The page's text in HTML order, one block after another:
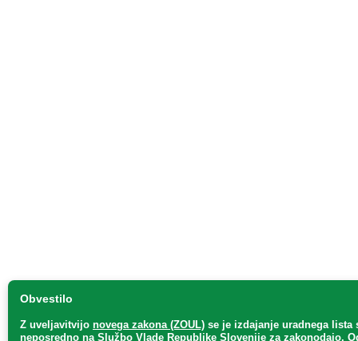
Obvestilo
Z uveljavitvijo novega zakona (ZOUL) se je izdajanje uradnega lista
neposredno na Službo Vlade Republike Slovenije za zakonodajo.